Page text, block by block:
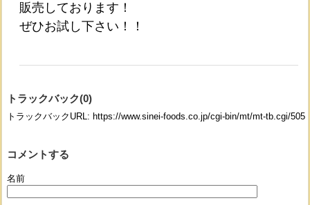
販売しております！
ぜひお試し下さい！！
トラックバック(0)
トラックバックURL: https://www.sinei-foods.co.jp/cgi-bin/mt/mt-tb.cgi/505
コメントする
名前